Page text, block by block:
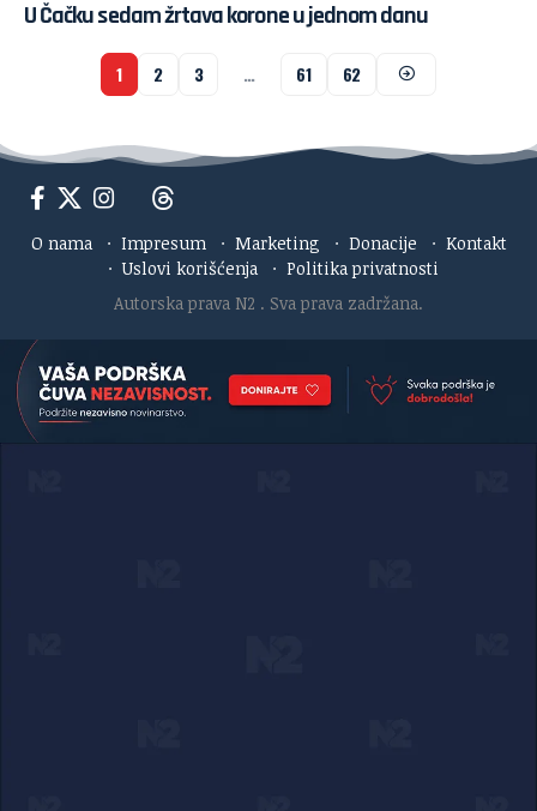
U Čačku sedam žrtava korone u jednom danu
1 2 3 … 61 62
O nama · Impresum · Marketing · Donacije · Kontakt
· Uslovi korišćenja · Politika privatnosti
Autorska prava N2 . Sva prava zadržana.